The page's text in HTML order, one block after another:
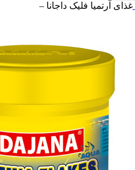
غذای آرتمیا فلیک داجانا –